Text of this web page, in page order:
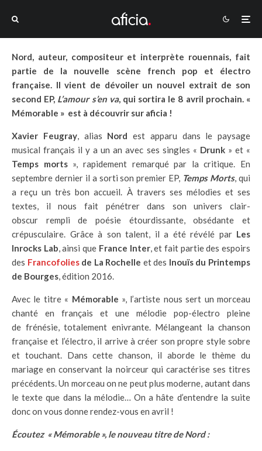
Nord, auteur, compositeur et interprète rouennais, fait
partie de la nouvelle scène french pop et électro
française. Il vient de dévoiler un nouvel extrait de son
second EP, L’amour s’en va, qui sortira le 8 avril prochain. «
Mémorable » est à découvrir sur aficia !
Xavier Feugray, alias Nord est apparu dans le paysage
musical français il y a un an avec ses singles « Drunk» et «
Temps morts», rapidement remarqué par la critique. En
septembre dernier il a sorti son premier EP, Temps Morts, qui
a reçu un très bon accueil. À travers ses mélodies et ses
textes, il nous fait pénétrer dans son univers clair-
obscur rempli de poésie étourdissante, obsédante et
crépusculaire. Grâce à son talent, il a été révélé par Les
Inrocks Lab, ainsi que France Inter, et fait partie des espoirs
des Francofoliesde La Rochelle et des Inouïs du Printemps
de Bourges, édition 2016.
Avec le titre « Mémorable », l’artiste nous sert un morceau
chanté en français et une mélodie pop-électro pleine
de frénésie, totalement enivrante. Mélangeant la chanson
française et l’électro, il arrive à créer son propre style sobre
et touchant. Dans cette chanson, il aborde le thème du
mariage en conservant la noirceur qui caractérise ses titres
précédents. Un morceau on ne peut plus moderne, autant dans
le texte que dans la mélodie… On a hâte d’entendre la suite
donc on vous donne rendez-vous en avril !
Écoutez « Mémorable », le nouveau titre de Nord :